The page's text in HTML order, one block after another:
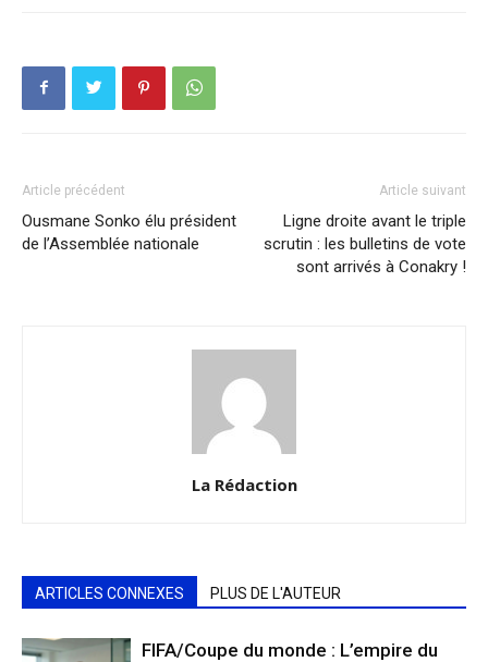
Article précédent
Ousmane Sonko élu président
de l’Assemblée nationale
Article suivant
Ligne droite avant le triple
scrutin : les bulletins de vote
sont arrivés à Conakry !
La Rédaction
ARTICLES CONNEXES PLUS DE L'AUTEUR
FIFA/Coupe du monde : L’empire du